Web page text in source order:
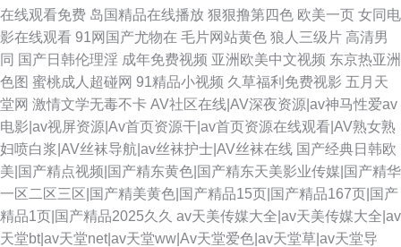
在线观看免费 岛国精品在线播放 狠狠撸第四色 欧美一页 女同电
影在线观看 91网国产尤物在 毛片网站黄色 狼人三级片 高清男
同 国产日韩伦理淫 成年免费视频 亚洲欧美中文视频 东京热亚洲
色图 蜜桃成人超碰网 91精品小视频 久草福利免费视影 五月天
堂网 激情文学无毒不卡 AV社区在线|AV深夜资源|av神马性爱av
电影|av视屏资源|Av首页资源干|av首页资源在线观看|AV熟女熟
妇喷白浆|AV丝袜导航|av丝袜护士|AV丝袜在线 国产经典日韩欧
美|国产精点视频|国产精东黄色|国产精东天美影业传媒|国产精华
一区二区三区|国产精美黄色|国产精品15页|国产精品167页|国产
精品1页|国产精品2025久久 av天美传媒大全|av天美传媒大全|av
天堂bt|av天堂net|av天堂ww|Av天堂爱色|av天堂草|av天堂导